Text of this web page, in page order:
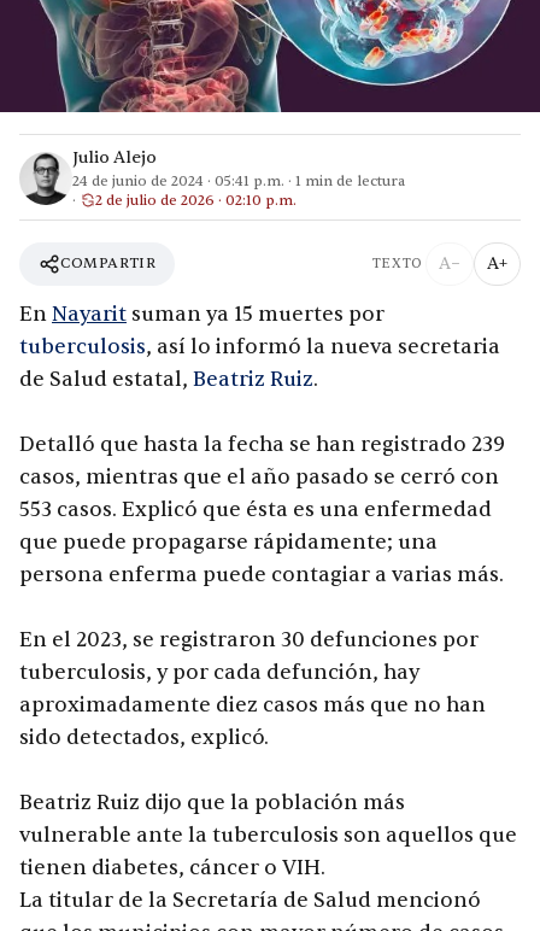
Julio Alejo
24 de junio de 2024 · 05:41 p.m. · 1 min de lectura
2 de julio de 2026 · 02:10 p.m.
COMPARTIR TEXTO A− A+
EnNayaritsuman ya 15 muertes por
tuberculosis, así lo informó la nueva secretaria
de Salud estatal, Beatriz Ruiz.
Detalló que hasta la fecha se han registrado 239
casos, mientras que el año pasado se cerró con
553 casos. Explicó que ésta es una enfermedad
que puede propagarse rápidamente; una
persona enferma puede contagiar a varias más.
En el 2023, se registraron 30 defunciones por
tuberculosis, y por cada defunción, hay
aproximadamente diez casos más que no han
sido detectados, explicó.
Beatriz Ruiz dijo que la población más
vulnerable ante la tuberculosis son aquellos que
tienen diabetes, cáncer o VIH.
La titular de la Secretaría de Salud mencionó